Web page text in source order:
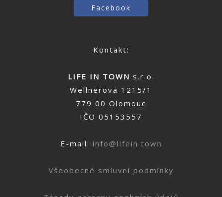
Facebook
Kontakt:
LIFE IN TOWN s.r.o.
Wellnerova 1215/1
779 00 Olomouc
IČO 05153557
E-mail: info@lifein.town
Všeobecné smluvní podmínky